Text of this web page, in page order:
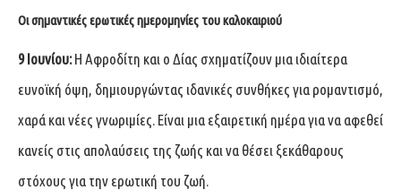
Οι σημαντικές ερωτικές ημερομηνίες του καλοκαιριού
9 Ιουνίου:Η Αφροδίτη και ο Δίας σχηματίζουν μια ιδιαίτερα
ευνοϊκή όψη, δημιουργώντας ιδανικές συνθήκες για ρομαντισμό,
χαρά και νέες γνωριμίες. Είναι μια εξαιρετική ημέρα για να αφεθεί
κανείς στις απολαύσεις της ζωής και να θέσει ξεκάθαρους
στόχους για την ερωτική του ζωή.